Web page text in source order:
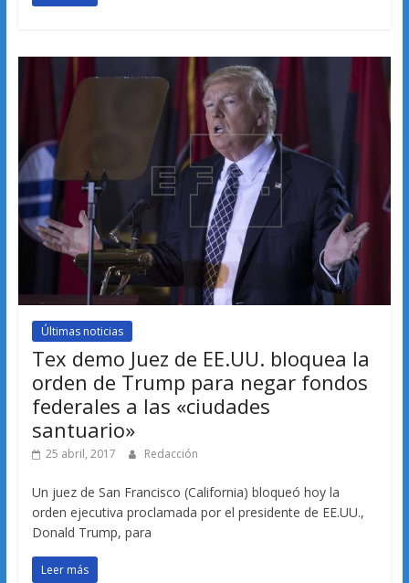
Últimas noticias
Tex demo Juez de EE.UU. bloquea la
orden de Trump para negar fondos
federales a las «ciudades
santuario»
25 abril, 2017 Redacción
Un juez de San Francisco (California) bloqueó hoy la
orden ejecutiva proclamada por el presidente de EE.UU.,
Donald Trump, para
Leer más